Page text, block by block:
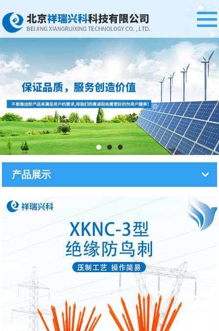
网站首页
公司简介
产品展示
案例中心
资质证书
新闻资讯
联系我们
产品展示